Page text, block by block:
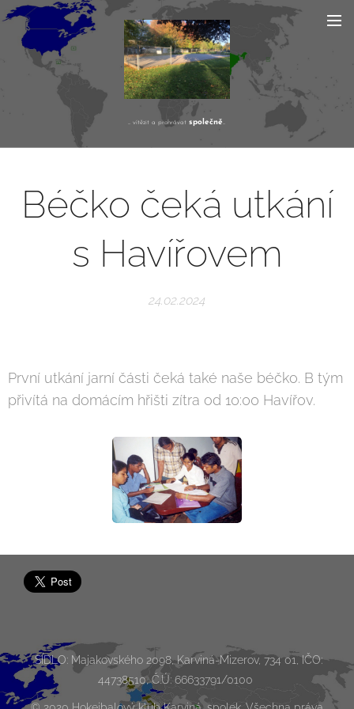
... vítězit a prohrávatspolečně...
Béčko čeká utkání
s Havířovem
24.02.2024
První utkání jarní části čeká také naše béčko. B tým
přivítá na domácím hřišti zítra od 10:00 Havířov.
SÍDLO: Majakovského 2098, Karviná-Mizerov, 734 01, IČO:
44738510, Č.Ú: 66633791/0100